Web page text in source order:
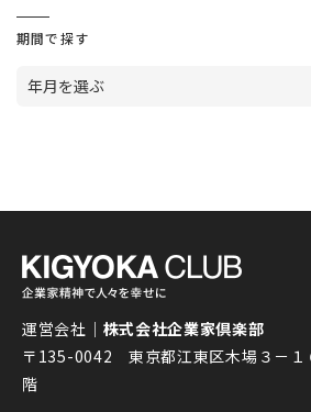
期間で探す
年月を選ぶ
運営会社｜ 株式会社企業家倶楽部
〒135-0042 東京都江東区木場３－１
階